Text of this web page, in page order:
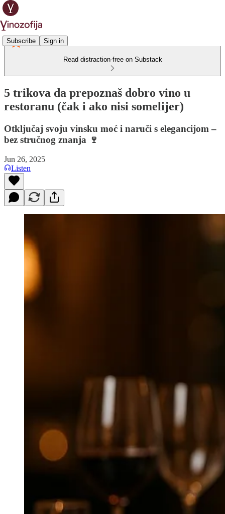
Subscribe Sign in
Read distraction-free on Substack
5 trikova da prepoznaš dobro vino u
restoranu (čak i ako nisi somelijer)
Otključaj svoju vinsku moć i naruči s elegancijom –
bez stručnog znanja 🍷
Jun 26, 2025
Listen